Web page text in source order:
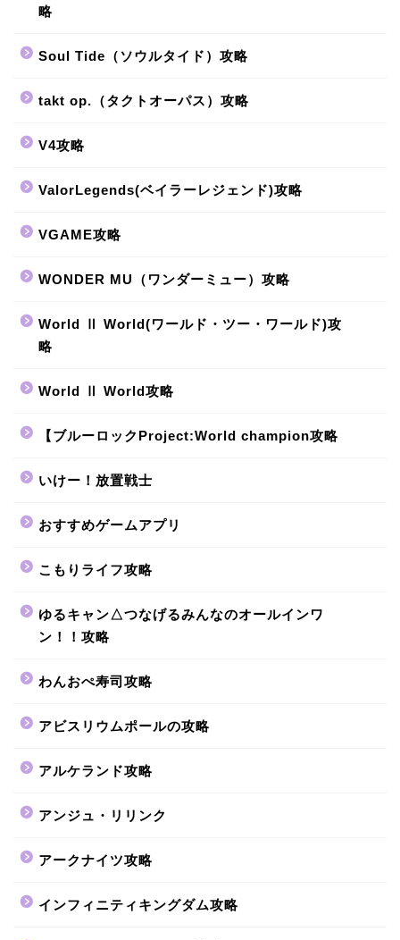
略
Soul Tide（ソウルタイド）攻略
takt op.（タクトオーパス）攻略
V4攻略
ValorLegends(ベイラーレジェンド)攻略
VGAME攻略
WONDER MU（ワンダーミュー）攻略
World Ⅱ World(ワールド・ツー・ワールド)攻
略
World Ⅱ World攻略
【ブルーロックProject:World champion攻略
いけー！放置戦士
おすすめゲームアプリ
こもりライフ攻略
ゆるキャン△つなげるみんなのオールインワ
ン！！攻略
わんおぺ寿司攻略
アビスリウムポールの攻略
アルケランド攻略
アンジュ・リリンク
アークナイツ攻略
インフィニティキングダム攻略